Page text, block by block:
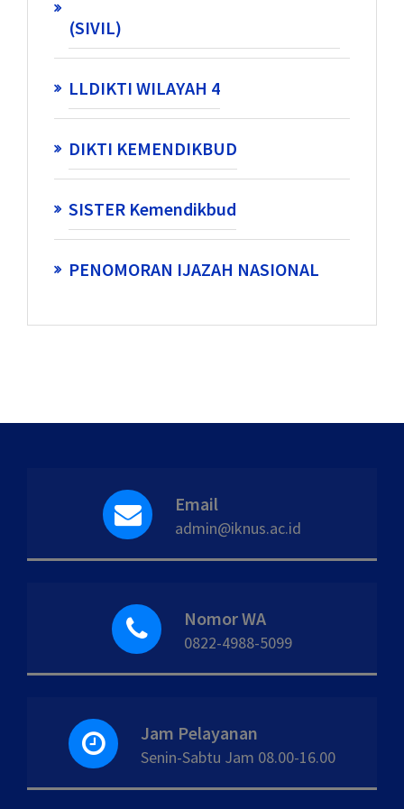
(SIVIL)
LLDIKTI WILAYAH 4
DIKTI KEMENDIKBUD
SISTER Kemendikbud
PENOMORAN IJAZAH NASIONAL
Email
admin@iknus.ac.id
Nomor WA
0822-4988-5099
Jam Pelayanan
Senin-Sabtu Jam 08.00-16.00